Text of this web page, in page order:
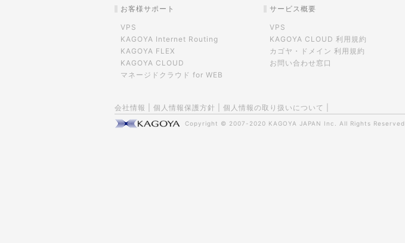
お客様サポート
VPS
KAGOYA Internet Routing
KAGOYA FLEX
KAGOYA CLOUD
マネージドクラウド for WEB
サービス概要
VPS
KAGOYA CLOUD 利用規約
カゴヤ・ドメイン 利用規約
お問い合わせ窓口
会社情報 個人情報保護方針 個人情報の取り扱いについて
Copyright © 2007-2020 KAGOYA JAPAN Inc. All Rights Reserved.